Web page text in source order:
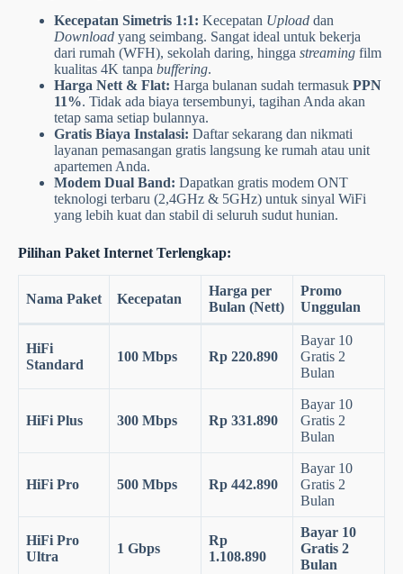
Kecepatan Simetris 1:1: Kecepatan Upload dan
Download yang seimbang. Sangat ideal untuk bekerja
dari rumah (WFH), sekolah daring, hingga streaming film
kualitas 4K tanpa buffering.
Harga Nett & Flat: Harga bulanan sudah termasuk PPN
11%. Tidak ada biaya tersembunyi, tagihan Anda akan
tetap sama setiap bulannya.
Gratis Biaya Instalasi: Daftar sekarang dan nikmati
layanan pemasangan gratis langsung ke rumah atau unit
apartemen Anda.
Modem Dual Band: Dapatkan gratis modem ONT
teknologi terbaru (2,4GHz & 5GHz) untuk sinyal WiFi
yang lebih kuat dan stabil di seluruh sudut hunian.
Pilihan Paket Internet Terlengkap:
Nama Paket Kecepatan
Harga per
Bulan (Nett)
Promo
Unggulan
HiFi
Standard
100 Mbps Rp 220.890
Bayar 10
Gratis 2
Bulan
HiFi Plus 300 Mbps Rp 331.890
Bayar 10
Gratis 2
Bulan
HiFi Pro 500 Mbps Rp 442.890
Bayar 10
Gratis 2
Bulan
HiFi Pro
Ultra
1 Gbps
Rp
1.108.890
Bayar 10
Gratis 2
Bulan